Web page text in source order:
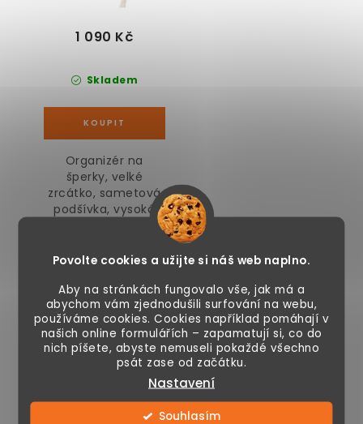
Povolte cookies a užijte si náš web naplno.
Aby na stránkách fungovalo vše, jak má a
abychom vám zjednodušili surfování na webu,
používáme cookies. Cookies například pomáhají v
našich online formulářích – zapamatují si, co do
nich píšete, abyste nemuseli pokaždé všechno
psát zase od začátku.
Nastavení
Souhlasím
Skladem
1 090 Kč
Organizér na
šperky, velké
zrcátko, sametová
podšívka, vysoká
Podobné produkty
Kosmetické zrcátko
s LED osvětlením,
stmívatelné, 25 x 30
Kosmetické zrcadlo
✅ Náš test